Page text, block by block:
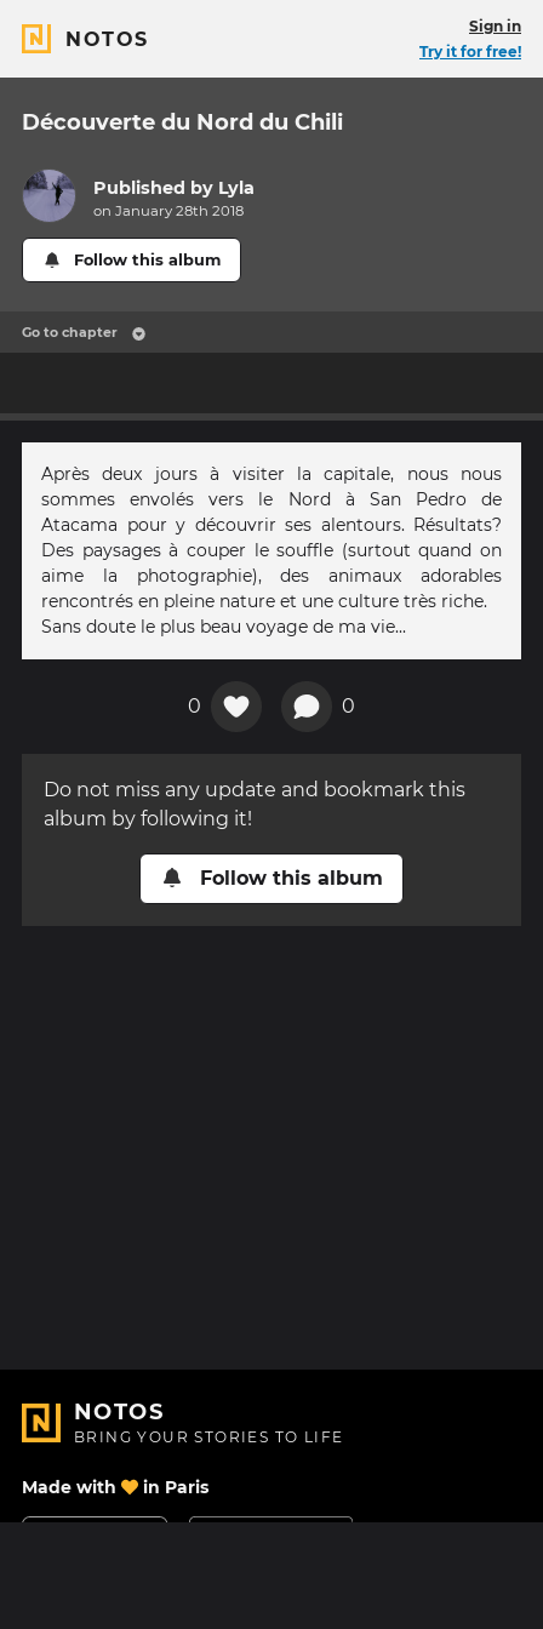
NOTOS
Sign in
Try it for free!
Découverte du Nord du Chili
Published by Lyla
on January 28th 2018
Follow this album
Go to chapter
Après deux jours à visiter la capitale, nous nous
sommes envolés vers le Nord à San Pedro de
Atacama pour y découvrir ses alentours. Résultats?
Des paysages à couper le souffle (surtout quand on
aime la photographie), des animaux adorables
rencontrés en pleine nature et une culture très riche.
Sans doute le plus beau voyage de ma vie...
0 0
Do not miss any update and bookmark this
album by following it!
Follow this album
NOTOS
BRING YOUR STORIES TO LIFE
Made with in Paris